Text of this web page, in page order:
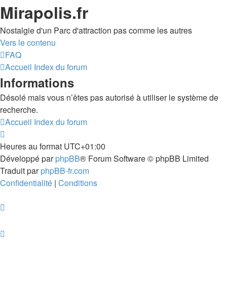
Mirapolis.fr
Nostalgie d'un Parc d'attraction pas comme les autres
Vers le contenu
FAQ
Accueil Index du forum
Informations
Désolé mais vous n’êtes pas autorisé à utiliser le système de
recherche.
Accueil Index du forum
Heures au format UTC+01:00
Développé parphpBB® Forum Software © phpBB Limited
Traduit parphpBB-fr.com
Confidentialité | Conditions